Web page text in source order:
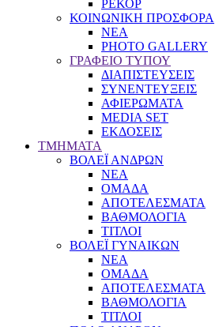
ΡΕΚΟΡ
ΚΟΙΝΩΝΙΚΗ ΠΡΟΣΦΟΡΑ
NEA
PHOTO GALLERY
ΓΡΑΦΕΙΟ ΤΥΠΟΥ
ΔΙΑΠΙΣΤΕΥΣΕΙΣ
ΣΥΝΕΝΤΕΥΞΕΙΣ
ΑΦΙΕΡΩΜΑΤΑ
MEDIA SET
ΕΚΔΟΣΕΙΣ
TMHMATA
ΒΟΛΕΪ ΑΝΔΡΩΝ
ΝΕΑ
ΟΜΑΔΑ
ΑΠΟΤΕΛΕΣΜΑΤΑ
ΒΑΘΜΟΛΟΓΙΑ
ΤΙΤΛΟΙ
ΒΟΛΕΪ ΓΥΝΑΙΚΩΝ
ΝΕΑ
ΟΜΑΔΑ
ΑΠΟΤΕΛΕΣΜΑΤΑ
ΒΑΘΜΟΛΟΓΙΑ
ΤΙΤΛΟΙ